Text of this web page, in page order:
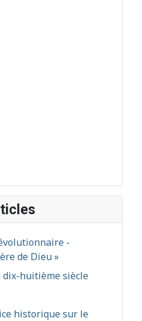
-
de Dieu »
dix-huitième siècle
historique sur le